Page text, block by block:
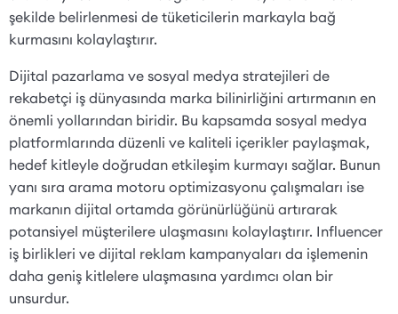
şekilde belirlenmesi de tüketicilerin markayla bağ
kurmasını kolaylaştırır.
Dijital pazarlama ve sosyal medya stratejileri de
rekabetçi iş dünyasında marka bilinirliğini artırmanın en
önemli yollarından biridir. Bu kapsamda sosyal medya
platformlarında düzenli ve kaliteli içerikler paylaşmak,
hedef kitleyle doğrudan etkileşim kurmayı sağlar. Bunun
yanı sıra arama motoru optimizasyonu çalışmaları ise
markanın dijital ortamda görünürlüğünü artırarak
potansiyel müşterilere ulaşmasını kolaylaştırır. Influencer
iş birlikleri ve dijital reklam kampanyaları da işlemenin
daha geniş kitlelere ulaşmasına yardımcı olan bir
unsurdur.